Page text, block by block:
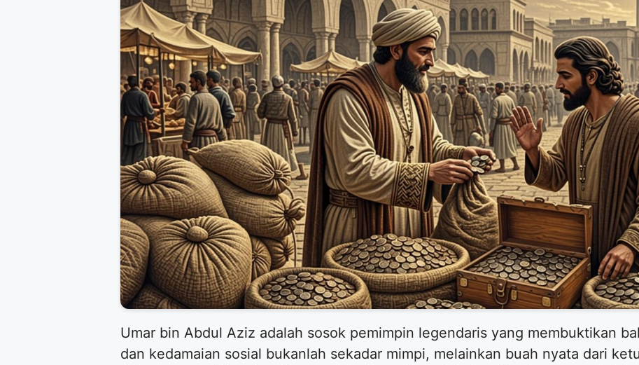
Umar bin Abdul Aziz adalah sosok pemimpin legendaris yang membuktikan
dan kedamaian sosial bukanlah sekadar mimpi, melainkan buah nyata dari